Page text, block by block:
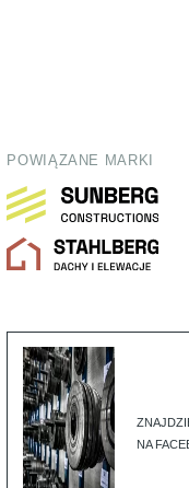
POWIĄZANE MARKI
NA